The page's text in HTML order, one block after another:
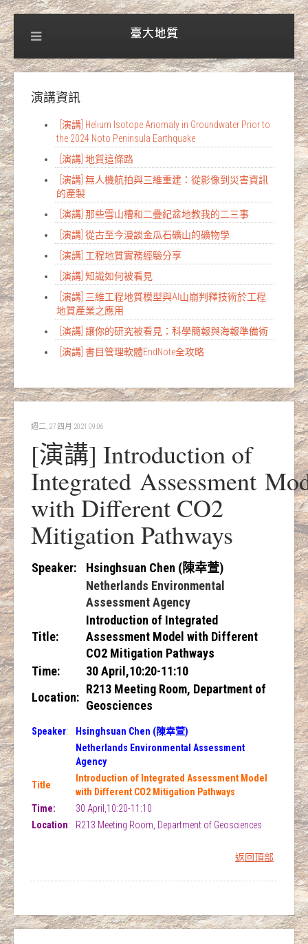
演講資訊
[演講] Helium Isotope Anomaly in Groundwater Prior to
the 2024 Noto Peninsula Earthquake
[演講] 地質這條路
[演講] 無人機航拍與三維重建：從影像到災害資訊
的產製
[演講] 那些雪山槽和二疊紀盆地教我的二三事
[演講] 從古至今漫談金瓜石礦山的礦物學
[演講] 工程地質實務經驗分享
[演講] 知識如何被看見
[演講] 三維工程地質模型與AI山崩判釋技術於工程
地質產業之應用
[演講] 讓你的研究被看見：科學簡報與海報準備術
[演講] 書目管理軟體EndNote全攻略
週二, 27 四月 2021 09:06
[演講] Introduction of
Integrated Assessment
with Different CO2
Mitigation Pathways
Speaker:
Hsinghsuan Chen (陳幸萱)
Netherlands Environmental
Assessment Agency
Title:
Introduction of Integrated
Assessment Model with Different
CO2 Mitigation Pathways
Time:
30 April,10:20-11:10
Location:
R213 Meeting Room, Department of
Geosciences
Speaker:
Hsinghsuan Chen (陳幸萱)
Netherlands Environmental Assessment
Agency
Title:
Introduction of Integrated Assessment Model
with Different CO2 Mitigation Pathways
Time:
30 April,10:20-11:10
Location: R213 Meeting Room, Department of Geosciences
返回頂部